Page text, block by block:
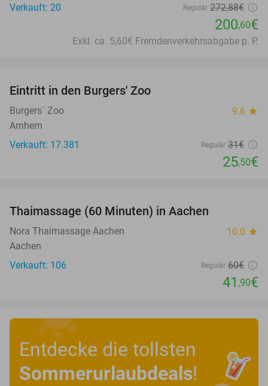
Verkauft: 20
Regulär 272,88€
200,60€
Exkl. ca. 5,60€ Fremdenverkehrsabgabe p. P.
Eintritt in den Burgers' Zoo
Burgers´ Zoo 9.6 star
Arnhem
Verkauft: 17.381
Regulär 31€
25,50€
Thaimassage (60 Minuten) in Aachen
Nora Thaimassage Aachen 10.0 star
Aachen
Verkauft: 106
Regulär 60€
41 ,90€
Entdecke die tollsten
Sommerurlaubdeals!